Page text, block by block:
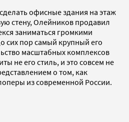
офисные здания на этаж
стену, Олейников продавил
заниматься громкими
сих пор самый крупный его
масштабных комплексов
не его стиль, и это совсем не
о том, как
из современной России.